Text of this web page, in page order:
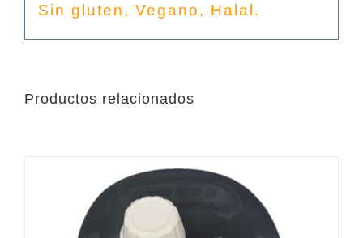
Sin gluten, Vegano, Halal.
Productos relacionados